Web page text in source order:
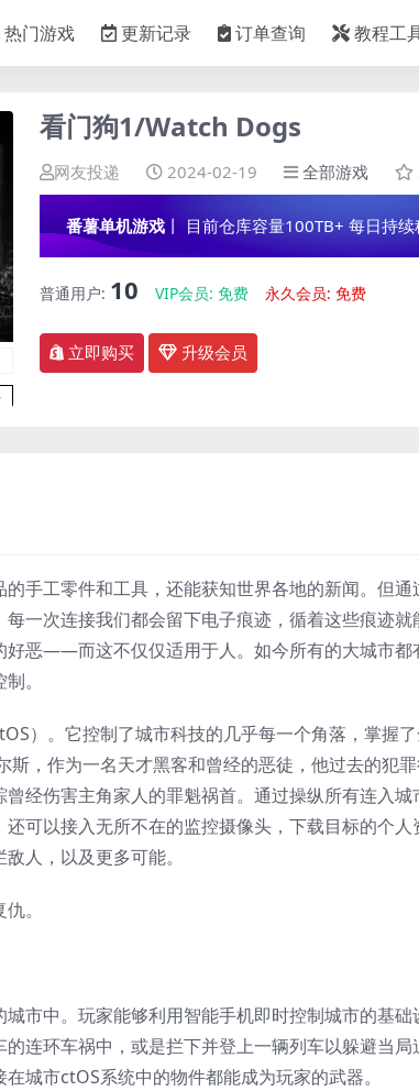
热门游戏 更新记录 订单查询 教程工
看门狗1/Watch Dogs
网友投递 2024-02-19 全部游戏
番薯单机游戏 丨 目前仓库容量100TB+ 每日持
普通用户: 10 VIP会员:免费 永久会员:免费
立即购买 升级会员
手工零件和工具，还能获知世界各地的新闻。但通
一次连接我们都会留下电子痕迹，循着这些痕迹就
好恶——而这不仅仅适用于人。如今所有的大城市都
。
）。它控制了城市科技的几乎每一个角落，掌握
斯，作为一名天才黑客和曾经的恶徒，他过去的犯
经伤害主角家人的罪魁祸首。通过操纵所有连入城
可以接入无所不在的监控摄像头，下载目标的个人
人，以及更多可能。
。
市中。玩家能够利用智能手机即时控制城市的基础
连环车祸中，或是拦下并登上一辆列车以躲避当局
城市ctOS系统中的物件都能成为玩家的武器。